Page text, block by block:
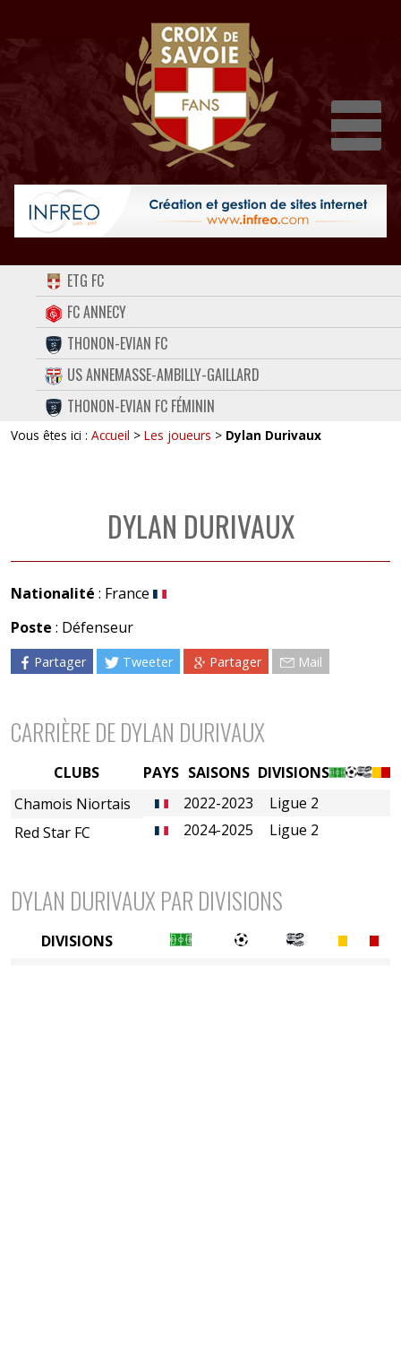
ACCUEIL
FORUM
CONTACT
FACEBOOK
TWITTER
ETG FC
FC ANNECY
THONON-EVIAN FC
US ANNEMASSE-AMBILLY-GAILLARD
THONON-EVIAN FC FÉMININ
Vous êtes ici : Accueil > Les joueurs > Dylan Durivaux
DYLAN DURIVAUX
Nationalité : France
Poste : Défenseur
Partager Tweeter Partager Mail
CARRIÈRE DE DYLAN DURIVAUX
PAYS SAISONS DIVISIONS
2022-2023
Ligue 2
2024-2025
Ligue 2
CLUBS
Chamois Niortais
Red Star FC
DYLAN DURIVAUX PAR DIVISIONS
DIVISIONS